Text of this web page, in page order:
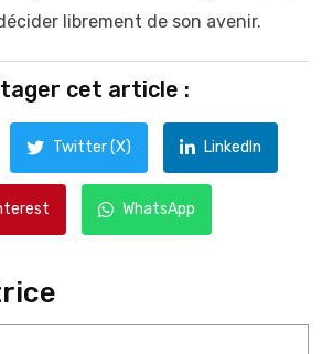
librement de son avenir.
cet article :
Twitter (X) LinkedIn
WhatsApp